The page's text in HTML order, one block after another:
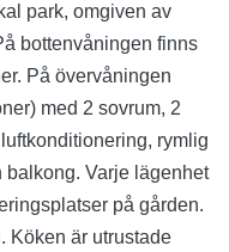
park, omgiven av
bottenvåningen finns
På övervåningen
med 2 sovrum, 2
rymlig
balkong. Varje lägenhet
på gården.
Köken är utrustade